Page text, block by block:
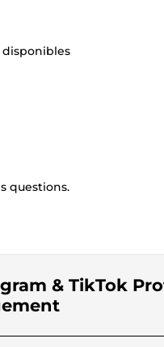
disponibles
questions.
& TikTok